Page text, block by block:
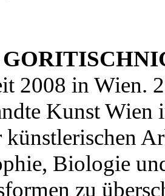
2008 in Wien.
Kunst
künstlerischen
Biologie
zu